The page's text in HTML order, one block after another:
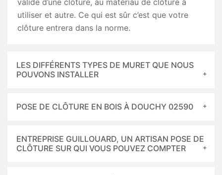
valide d’une clôture, au matériau de clôture à
utiliser et autre. Ce qui est sûr c’est que votre
clôture entrera dans la norme.
LES DIFFÉRENTS TYPES DE MURET QUE NOUS
POUVONS INSTALLER
POSE DE CLÔTURE EN BOIS À DOUCHY 02590
ENTREPRISE GUILLOUARD, UN ARTISAN POSE DE
CLÔTURE SUR QUI VOUS POUVEZ COMPTER